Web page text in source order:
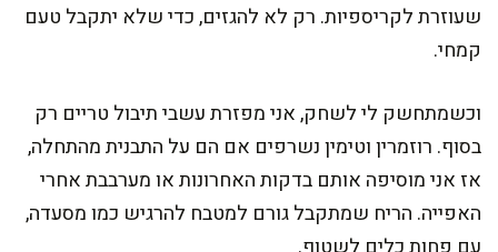
שעוזרת לקריספיות. רק לא להגזים, כדי שלא יתקבל טעם
קמחי.
וכשמתחשק לי לשחק, אני מפזרת עשבי תיבול טריים רק
בסוף. רוזמרין וטימין נשרפים אם הם על התבנית מהתחלה,
אז אני מוסיפה אותם בדקות האחרונות או מערבבת אחרי
האפייה. הריח שמתקבל גורם למטבח להרגיש כמו מסעדה,